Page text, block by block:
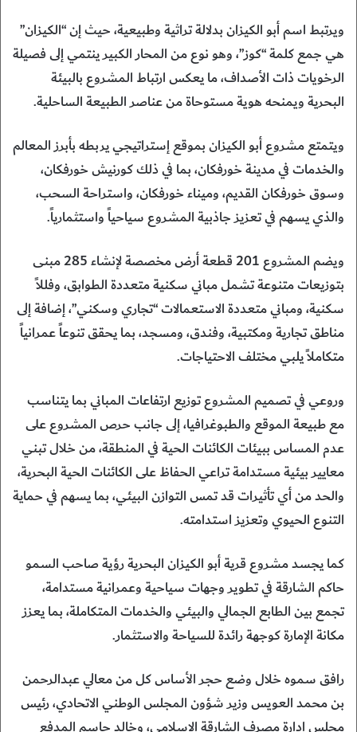
ويرتبط اسم أبو الكيزان بدلالة تراثية وطبيعية، حيث إن “الكيزان”
هي جمع كلمة “كوز”، وهو نوع من المحار الكبير ينتمي إلى فصيلة
الرخويات ذات الأصداف، ما يعكس ارتباط المشروع بالبيئة
البحرية ويمنحه هوية مستوحاة من عناصر الطبيعة الساحلية.
ويتمتع مشروع أبو الكيزان بموقع إستراتيجي يربطه بأبرز المعالم
والخدمات في مدينة خورفكان، بما في ذلك كورنيش خورفكان،
وسوق خورفكان القديم، وميناء خورفكان، واستراحة السحب،
والذي يسهم في تعزيز جاذبية المشروع سياحياً واستثمارياً.
ويضم المشروع 201 قطعة أرض مخصصة لإنشاء 285 مبنى
بتوزيعات متنوعة تشمل مباني سكنية متعددة الطوابق، وفللاً
سكنية، ومباني متعددة الاستعمالات “تجاري وسكني”، إضافة إلى
مناطق تجارية ومكتبية، وفندق، ومسجد، بما يحقق تنوعاً عمرانياً
متكاملاً يلبي مختلف الاحتياجات.
وروعي في تصميم المشروع توزيع ارتفاعات المباني بما يتناسب
مع طبيعة الموقع والطبوغرافيا، إلى جانب حرص المشروع على
عدم المساس ببيئات الكائنات الحية في المنطقة، من خلال تبني
معايير بيئية مستدامة تراعي الحفاظ على الكائنات الحية البحرية،
والحد من أي تأثيرات قد تمس التوازن البيئي، بما يسهم في حماية
التنوع الحيوي وتعزيز استدامته.
كما يجسد مشروع قرية أبو الكيزان البحرية رؤية صاحب السمو
حاكم الشارقة في تطوير وجهات سياحية وعمرانية مستدامة،
تجمع بين الطابع الجمالي والبيئي والخدمات المتكاملة، بما يعزز
مكانة الإمارة كوجهة رائدة للسياحة والاستثمار.
رافق سموه خلال وضع حجر الأساس كل من معالي عبدالرحمن
بن محمد العويس وزير شؤون المجلس الوطني الاتحادي، رئيس